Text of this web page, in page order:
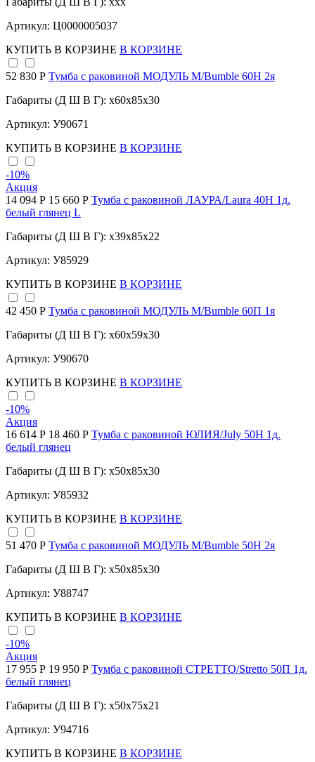
Артикул: Ц0000005037
КУПИТЬ В КОРЗИНЕ В КОРЗИНЕ
52 830 Р Тумба с раковиной МОДУЛЬ М/Bumble 60Н 2я
Габариты (Д Ш В Г): x60x85x30
Артикул: У90671
КУПИТЬ В КОРЗИНЕ В КОРЗИНЕ
-10%
Акция
14 094 Р 15 660 Р Тумба с раковиной ЛАУРА/Laura 40Н 1д.
белый глянец L
Габариты (Д Ш В Г): x39x85x22
Артикул: У85929
КУПИТЬ В КОРЗИНЕ В КОРЗИНЕ
42 450 Р Тумба с раковиной МОДУЛЬ М/Bumble 60П 1я
Габариты (Д Ш В Г): x60x59x30
Артикул: У90670
КУПИТЬ В КОРЗИНЕ В КОРЗИНЕ
-10%
Акция
16 614 Р 18 460 Р Тумба с раковиной ЮЛИЯ/July 50Н 1д.
белый глянец
Габариты (Д Ш В Г): x50x85x30
Артикул: У85932
КУПИТЬ В КОРЗИНЕ В КОРЗИНЕ
51 470 Р Тумба с раковиной МОДУЛЬ М/Bumble 50Н 2я
Габариты (Д Ш В Г): x50x85x30
Артикул: У88747
КУПИТЬ В КОРЗИНЕ В КОРЗИНЕ
-10%
Акция
17 955 Р 19 950 Р Тумба с раковиной СТРЕТТО/Stretto 50П 1д.
белый глянец
Габариты (Д Ш В Г): x50x75x21
Артикул: У94716
КУПИТЬ В КОРЗИНЕ В КОРЗИНЕ